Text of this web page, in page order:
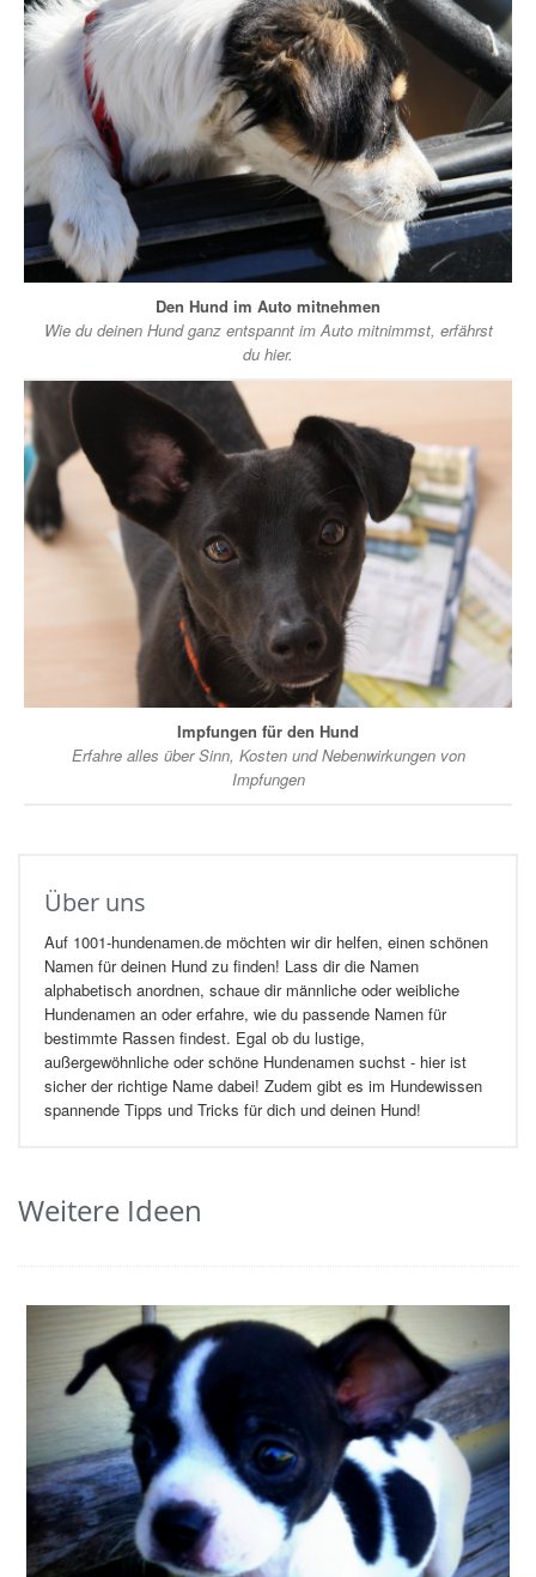
Den Hund im Auto mitnehmen
Wie du deinen Hund ganz entspannt im Auto mitnimmst, erfährst
du hier.
Impfungen für den Hund
Erfahre alles über Sinn, Kosten und Nebenwirkungen von
Impfungen
Über uns
Auf 1001-hundenamen.de möchten wir dir helfen, einen schönen
Namen für deinen Hund zu finden! Lass dir die Namen
alphabetisch anordnen, schaue dir männliche oder weibliche
Hundenamen an oder erfahre, wie du passende Namen für
bestimmte Rassen findest. Egal ob du lustige,
außergewöhnliche oder schöne Hundenamen suchst - hier ist
sicher der richtige Name dabei! Zudem gibt es im Hundewissen
spannende Tipps und Tricks für dich und deinen Hund!
Weitere Ideen